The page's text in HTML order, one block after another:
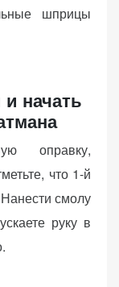
шприцы
начать
оправку,
что 1-й
смолу
руку в